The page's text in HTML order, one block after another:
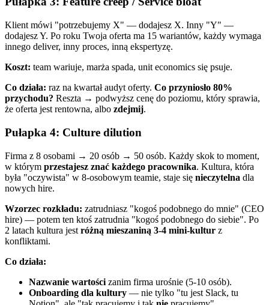
Klient mówi "potrzebujemy X" — dodajesz X. Inny "Y" —
dodajesz Y. Po roku Twoja oferta ma 15 wariantów, każdy wymaga
innego deliver, inny proces, inną ekspertyzę.
Koszt: team wariuje, marża spada, unit economics się psuje.
Co działa: raz na kwartał audyt oferty. Co przyniosło 80%
przychodu? Reszta → podwyższ cenę do poziomu, który sprawia,
że oferta jest rentowna, albo zdejmij.
Pułapka 4: Culture dilution
Firma z 8 osobami → 20 osób → 50 osób. Każdy skok to moment,
w którym przestajesz znać każdego pracownika. Kultura, która
była "oczywista" w 8-osobowym teamie, staje się nieczytelna dla
nowych hire.
Wzorzec rozkładu: zatrudniasz "kogoś podobnego do mnie" (CEO
hire) — potem ten ktoś zatrudnia "kogoś podobnego do siebie". Po
2 latach kultura jest różną mieszaniną 3-4 mini-kultur z
konfliktami.
Co działa:
Nazwanie wartości zanim firma urośnie (5-10 osób).
Onboarding dla kultury — nie tylko "tu jest Slack, tu